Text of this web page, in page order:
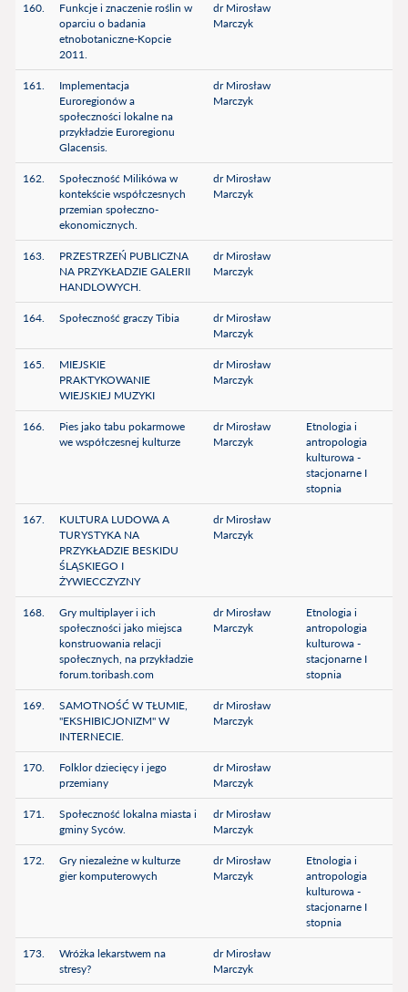
160.
Funkcje i znaczenie roślin w
oparciu o badania
etnobotaniczne-Kopcie
2011.
dr Mirosław
Marczyk
161.
Implementacja
Euroregionów a
społeczności lokalne na
przykładzie Euroregionu
Glacensis.
dr Mirosław
Marczyk
162.
Społeczność Milikówa w
kontekście współczesnych
przemian społeczno-
ekonomicznych.
dr Mirosław
Marczyk
163.
PRZESTRZEŃ PUBLICZNA
NA PRZYKŁADZIE GALERII
HANDLOWYCH.
dr Mirosław
Marczyk
164. Społeczność graczy Tibia
dr Mirosław
Marczyk
165.
MIEJSKIE
PRAKTYKOWANIE
WIEJSKIEJ MUZYKI
dr Mirosław
Marczyk
166.
Pies jako tabu pokarmowe
we współczesnej kulturze
dr Mirosław
Marczyk
Etnologia i
antropologia
kulturowa -
stacjonarne I
stopnia
167.
KULTURA LUDOWA A
TURYSTYKA NA
PRZYKŁADZIE BESKIDU
ŚLĄSKIEGO I
ŻYWIECCZYZNY
dr Mirosław
Marczyk
168.
Gry multiplayer i ich
społeczności jako miejsca
konstruowania relacji
społecznych, na przykładzie
forum.toribash.com
dr Mirosław
Marczyk
Etnologia i
antropologia
kulturowa -
stacjonarne I
stopnia
169.
SAMOTNOŚĆ W TŁUMIE,
"EKSHIBICJONIZM" W
INTERNECIE.
dr Mirosław
Marczyk
170.
Folklor dziecięcy i jego
przemiany
dr Mirosław
Marczyk
171.
Społeczność lokalna miasta i
gminy Syców.
dr Mirosław
Marczyk
172.
Gry niezależne w kulturze
gier komputerowych
dr Mirosław
Marczyk
Etnologia i
antropologia
kulturowa -
stacjonarne I
stopnia
173.
Wróżka lekarstwem na
stresy?
dr Mirosław
Marczyk